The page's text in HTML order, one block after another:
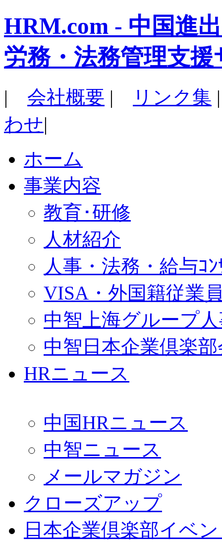
HRM.com - 中国進
労務・法務管理支援
| 会社概要 | リンク集
わせ|
ホーム
事業内容
教育･研修
人材紹介
人事・法務・給与ｺﾝ
VISA・外国籍従業
中智上海グループ
中智日本企業倶楽
HRニュース
中国HRニュース
中智ニュース
メールマガジン
クローズアップ
日本企業倶楽部イベ